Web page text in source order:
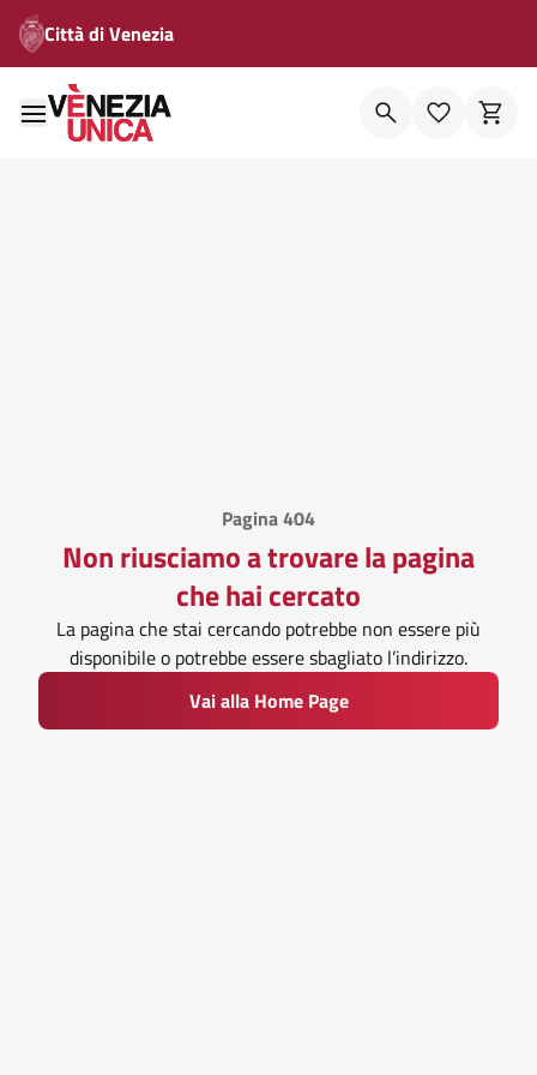
Città di Venezia
Pagina 404
Non riusciamo a trovare la pagina
che hai cercato
La pagina che stai cercando potrebbe non essere più
disponibile o potrebbe essere sbagliato l’indirizzo.
Vai alla Home Page